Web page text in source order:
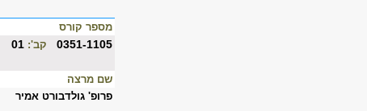
מספר קורס
0351-1105 קב':
שם מרצה
פרופ' גולדבורט אמיר